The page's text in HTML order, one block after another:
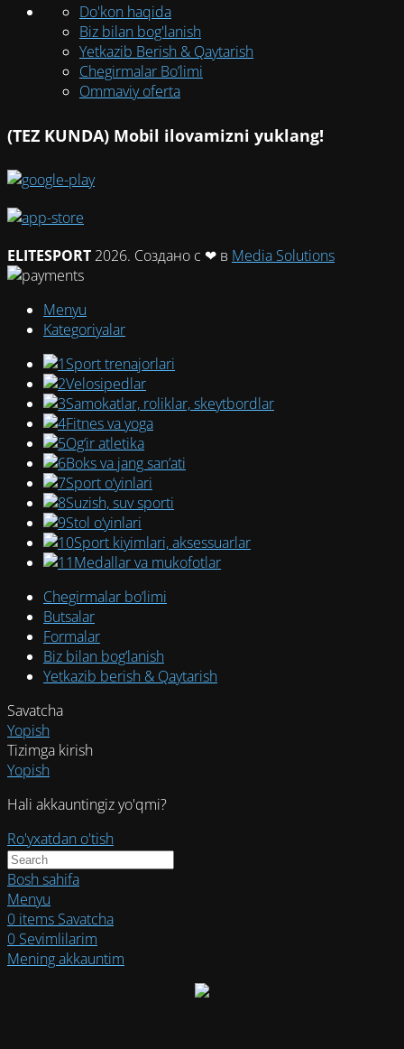
Do'kon haqida
Biz bilan bog'lanish
Yetkazib Berish & Qaytarish
Chegirmalar Bo’limi
Ommaviy oferta
(TEZ KUNDA) Mobil ilovamizni yuklang!
ELITESPORT 2026. Создано с ❤ в Media Solutions
Menyu
Kategoriyalar
Sport trenajorlari
Velosipedlar
Samokatlar, roliklar, skeytbordlar
Fitnes va yoga
Og‘ir atletika
Boks va jang san’ati
Sport o‘yinlari
Suzish, suv sporti
Stol o‘yinlari
Sport kiyimlari, aksessuarlar
Medallar va mukofotlar
Chegirmalar bo’limi
Butsalar
Formalar
Biz bilan bog’lanish
Yetkazib berish & Qaytarish
Savatcha
Yopish
Tizimga kirish
Yopish
Hali akkauntingiz yo'qmi?
Ro'yxatdan o'tish
Bosh sahifa
Menyu
0 items Savatcha
0 Sevimlilarim
Mening akkauntim